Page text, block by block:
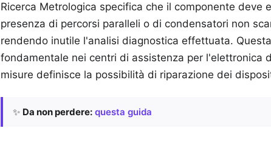
Ricerca Metrologica specifica che il componente deve
presenza di percorsi paralleli o di condensatori non
rendendo inutile l'analisi diagnostica effettuata.
fondamentale nei centri di assistenza per l'elettronica
misure definisce la possibilità di riparazione dei
✨ Da non perdere: questa guida